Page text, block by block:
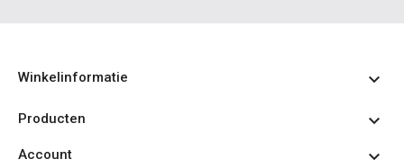
Winkelinformatie 
Producten 
Account 